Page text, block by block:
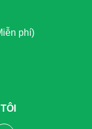
phí)